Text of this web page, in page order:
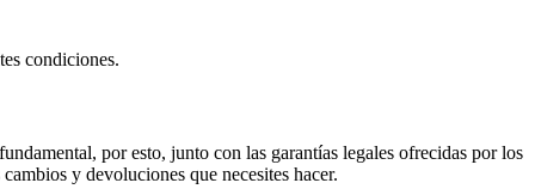
condiciones.
por esto, junto con las garantías legales ofrecidas por los
y devoluciones que necesites hacer.